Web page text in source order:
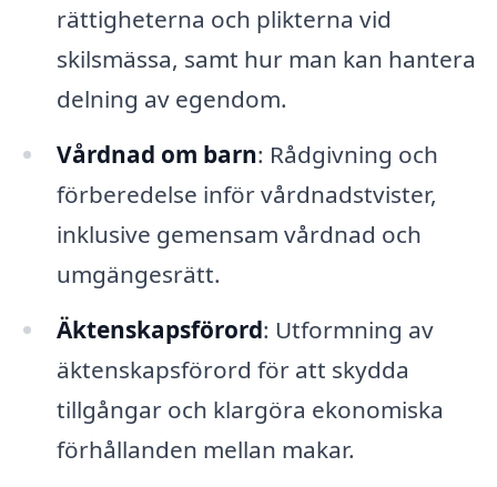
rättigheterna och plikterna vid
skilsmässa, samt hur man kan hantera
delning av egendom.
Vårdnad om barn: Rådgivning och
förberedelse inför vårdnadstvister,
inklusive gemensam vårdnad och
umgängesrätt.
Äktenskapsförord: Utformning av
äktenskapsförord för att skydda
tillgångar och klargöra ekonomiska
förhållanden mellan makar.